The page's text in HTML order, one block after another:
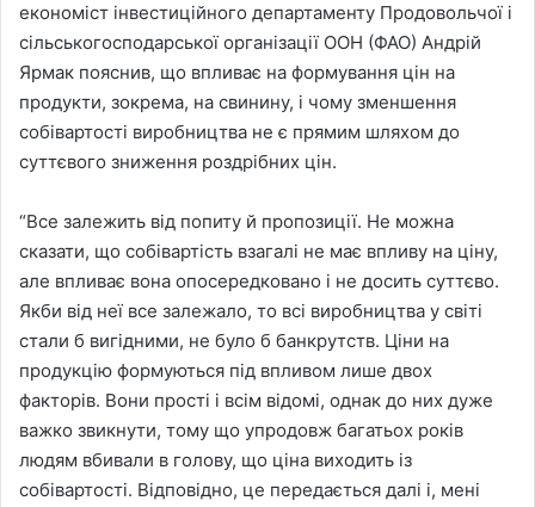
o
w
o
n
X
n
e
m
a
i
економіст інвестиційного департаменту Продовольчої і
сільськогосподарської організації ООН (ФАО) Андрій
Ярмак пояснив, що впливає на формування цін на
продукти, зокрема, на свинину, і чому зменшення
собівартості виробництва не є прямим шляхом до
суттєвого зниження роздрібних цін.
“Все залежить від попиту й пропозиції. Не можна
сказати, що собівартість взагалі не має впливу на ціну,
але впливає вона опосередковано і не досить суттєво.
Якби від неї все залежало, то всі виробництва у світі
стали б вигідними, не було б банкрутств. Ціни на
продукцію формуються під впливом лише двох
факторів. Вони прості і всім відомі, однак до них дуже
важко звикнути, тому що упродовж багатьох років
людям вбивали в голову, що ціна виходить із
собівартості. Відповідно, це передається далі і, мені